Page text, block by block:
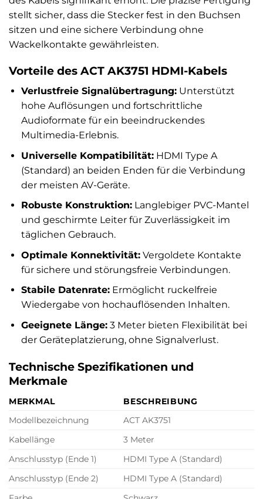
stellt sicher, dass die Stecker fest in den Buchsen
sitzen und eine sichere Verbindung ohne
Wackelkontakte gewährleisten.
Vorteile des ACT AK3751 HDMI-Kabels
Verlustfreie Signalübertragung:Unterstützt
hohe Auflösungen und fortschrittliche
Audioformate für ein beeindruckendes
Multimedia-Erlebnis.
Universelle Kompatibilität:HDMI Type A
(Standard) an beiden Enden für die Verbindung
der meisten AV-Geräte.
Robuste Konstruktion:Langlebiger PVC-Mantel
und geschirmte Leiter für Zuverlässigkeit im
täglichen Gebrauch.
Optimale Konnektivität:Vergoldete Kontakte
für sichere und störungsfreie Verbindungen.
Stabile Datenrate:Ermöglicht ruckelfreie
Wiedergabe von hochauflösenden Inhalten.
Geeignete Länge:3 Meter bieten Flexibilität bei
der Geräteplatzierung, ohne Signalverlust.
Technische Spezifikationen und
Merkmale
MERKMAL
BESCHREIBUNG
Modellbezeichnung
ACT AK3751
Kabellänge
3 Meter
Anschlusstyp (Ende 1)
HDMI Type A (Standard)
Anschlusstyp (Ende 2)
HDMI Type A (Standard)